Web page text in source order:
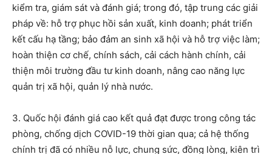
kiểm tra, giám sát và đánh giá; trong đó, tập trung các giải
pháp về: hỗ trợ phục hồi sản xuất, kinh doanh; phát triển
kết cấu hạ tầng; bảo đảm an sinh xã hội và hỗ trợ việc làm;
hoàn thiện cơ chế, chính sách, cải cách hành chính, cải
thiện môi trường đầu tư kinh doanh, nâng cao năng lực
quản trị xã hội, quản lý nhà nước.
3. Quốc hội đánh giá cao kết quả đạt được trong công tác
phòng, chống dịch COVID-19 thời gian qua; cả hệ thống
chính trị đã có nhiều nỗ lực, chung sức, đồng lòng, kiên trì